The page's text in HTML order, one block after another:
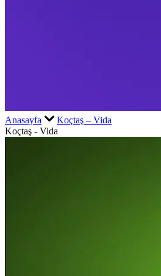
Anasayfa
Koçtaş – Vida
Koçtaş - Vida